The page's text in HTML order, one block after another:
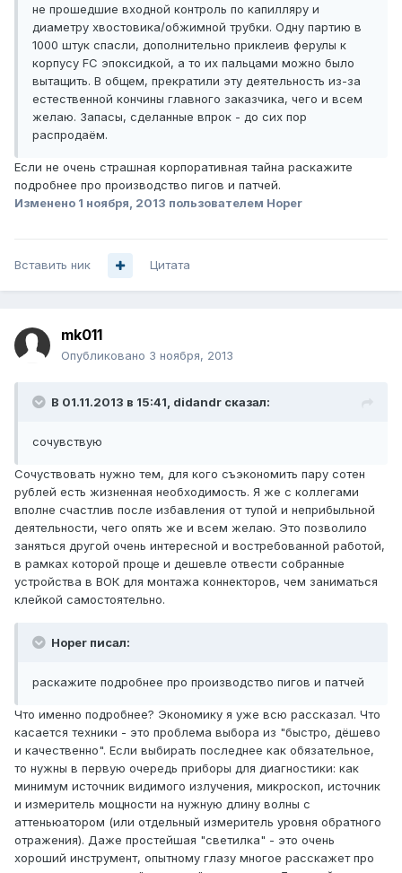
не прошедшие входной контроль по капилляру и
диаметру хвостовика/обжимной трубки. Одну партию в
1000 штук спасли, дополнительно приклеив ферулы к
корпусу FC эпоксидкой, а то их пальцами можно было
вытащить. В общем, прекратили эту деятельность из-за
естественной кончины главного заказчика, чего и всем
желаю. Запасы, сделанные впрок - до сих пор
распродаём.
Если не очень страшная корпоративная тайна раскажите
подробнее про производство пигов и патчей.
Изменено 1 ноября, 2013 пользователем Hoper
Вставить ник Цитата
mk011
Опубликовано 3 ноября, 2013
В 01.11.2013 в 15:41, didandr сказал:
сочувствую
Сочуствовать нужно тем, для кого съэкономить пару сотен
рублей есть жизненная необходимость. Я же с коллегами
вполне счастлив после избавления от тупой и неприбыльной
деятельности, чего опять же и всем желаю. Это позволило
заняться другой очень интересной и востребованной работой,
в рамках которой проще и дешевле отвести собранные
устройства в ВОК для монтажа коннекторов, чем заниматься
клейкой самостоятельно.
Hoper писал:
раскажите подробнее про производство пигов и патчей
Что именно подробнее? Экономику я уже всю рассказал. Что
касается техники - это проблема выбора из "быстро, дёшево
и качественно". Если выбирать последнее как обязательное,
то нужны в первую очередь приборы для диагностики: как
минимум источник видимого излучения, микроскоп, источник
и измеритель мощности на нужную длину волны с
аттеньюатором (или отдельный измеритель уровня обратного
отражения). Даже простейшая "светилка" - это очень
хороший инструмент, опытному глазу многое расскажет про